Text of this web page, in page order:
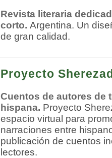
Revista literaria
corto. Argentina. Un
de gran calidad.
Proyecto
Cuentos de autores de
hispana. Proyecto
espacio virtual para
narraciones entre
publicación de cuentos
lectores.